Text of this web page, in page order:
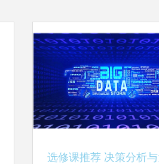
选修课推荐 决策分析